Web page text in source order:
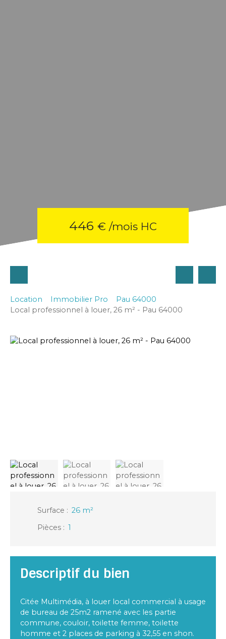
446 € /mois HC
Location Immobilier Pro
Pau 64000
Local professionnel à louer, 26 m² - Pau 64000
Surface : 26 m²
Pièces : 1
Descriptif du bien
Citée Multimédia, à louer local commercial à usage
de bureau de 25m2 ramené avec les partie
commune, couloir, toilette femme, toilette
homme et 2 places de parking à 32,55 en shon.